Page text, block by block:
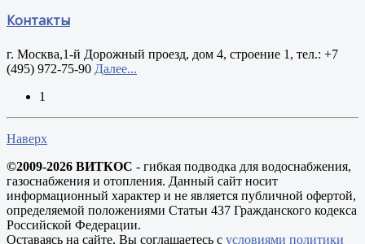
Контакты
г. Москва,1-й Дорожный проезд, дом 4, строение 1, тел.: +7
(495) 972-75-90 Далее...
1
Наверх
©2009-2026 ВИТКОС - гибкая подводка для водоснабжения,
газоснабжения и отопления. Данный сайт носит
информационный характер и не является публичной офертой,
определяемой положениями Статьи 437 Гражданского кодекса
Российской Федерации.
Оставаясь на сайте, Вы соглашаетесь с условиями политики